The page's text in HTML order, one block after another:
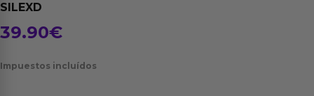
SILEXD
39.90€
Impuestos incluídos